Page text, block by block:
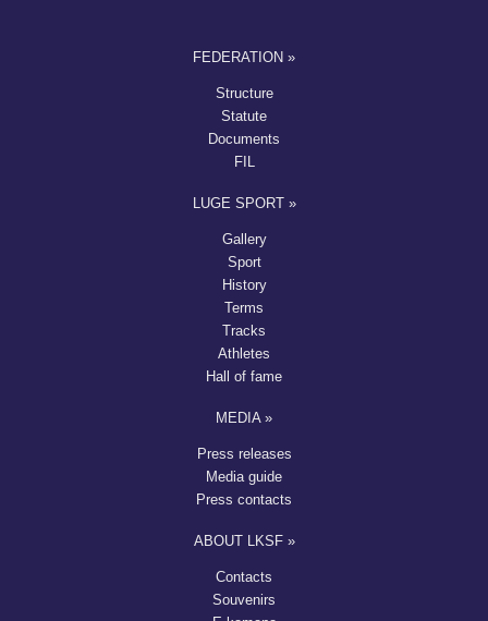
FEDERATION »
Structure
Statute
Documents
FIL
LUGE SPORT »
Gallery
Sport
History
Terms
Tracks
Athletes
Hall of fame
MEDIA »
Press releases
Media guide
Press contacts
ABOUT LKSF »
Contacts
Souvenirs